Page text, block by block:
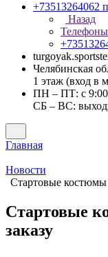
+73513264062
Назад
Телефоны
Челябинская
1 этаж (вход в
ПН – ПТ: с 9:00
СБ – ВС:
Главная
Новости
Стартовые костюмы
Стартовые
заказу